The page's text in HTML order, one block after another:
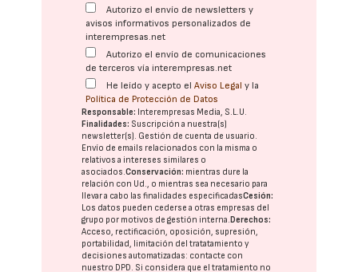
Autorizo el envío de newsletters y
avisos informativos personalizados de
interempresas.net
Autorizo el envío de comunicaciones
de terceros vía interempresas.net
He leído y acepto elAviso Legal y la
Política de Protección de Datos
Responsable: Interempresas Media, S.L.U.
Finalidades: Suscripción a nuestra(s)
newsletter(s). Gestión de cuenta de usuario.
Envío de emails relacionados con la misma o
relativos a intereses similares o
asociados.Conservación: mientras dure la
relación con Ud., o mientras sea necesario para
llevar a cabo las finalidades especificadasCesión:
Los datos pueden cederse a otras empresas del
grupo por motivos de gestión interna. Derechos:
Acceso, rectificación, oposición, supresión,
portabilidad, limitación del tratatamiento y
decisiones automatizadas: contacte con
nuestro DPD. Si considera que el tratamiento no